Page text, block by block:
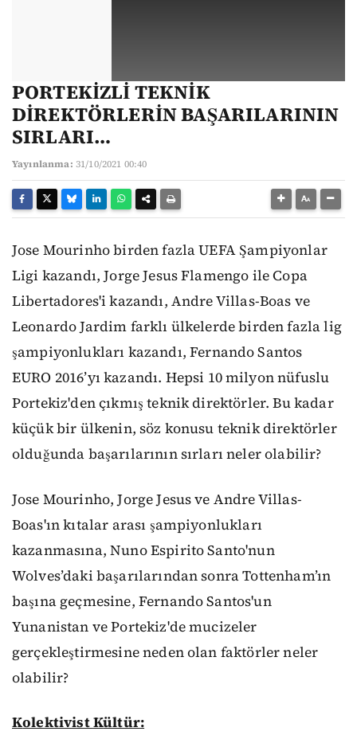
PORTEKİZLİ TEKNİK
DİREKTÖRLERİN BAŞARILARININ
SIRLARI…
Yayınlanma: 31/10/2021 00:40
Jose Mourinho birden fazla UEFA Şampiyonlar
Ligi kazandı, Jorge Jesus Flamengo ile Copa
Libertadores'i kazandı, Andre Villas-Boas ve
Leonardo Jardim farklı ülkelerde birden fazla lig
şampiyonlukları kazandı, Fernando Santos
EURO 2016’yı kazandı. Hepsi 10 milyon nüfuslu
Portekiz'dençıkmış teknik direktörler. Bu kadar
küçük bir ülkenin, söz konusu teknik direktörler
olduğunda başarılarının sırları neler olabilir?
Jose Mourinho, Jorge Jesus ve Andre Villas-
Boas'ın kıtalar arası şampiyonlukları
kazanmasına, Nuno Espirito Santo'nun
Wolves’daki başarılarından sonra Tottenham’ın
başına geçmesine, Fernando Santos'un
Yunanistan ve Portekiz'de mucizeler
gerçekleştirmesine neden olan faktörler neler
olabilir?
KolektivistKültür: